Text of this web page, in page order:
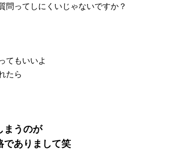
問ってしにくいじゃないですか？
てもいいよ
たら
まうのが
でありまして笑